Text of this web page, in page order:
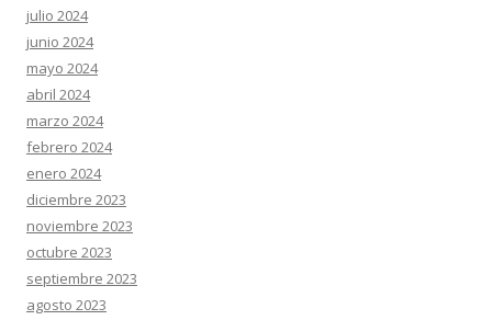
julio 2024
junio 2024
mayo 2024
abril 2024
marzo 2024
febrero 2024
enero 2024
diciembre 2023
noviembre 2023
octubre 2023
septiembre 2023
agosto 2023